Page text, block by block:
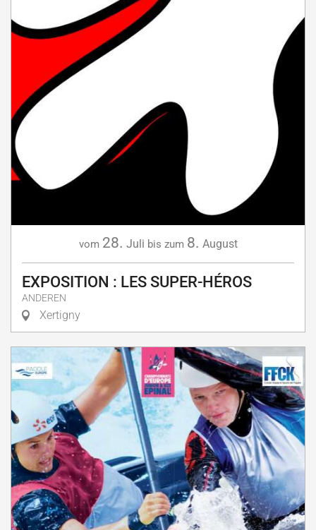
vom 28. Juli bis zum 8. August
EXPOSITION : LES SUPER-HÉROS
ANDEREN
Xertigny